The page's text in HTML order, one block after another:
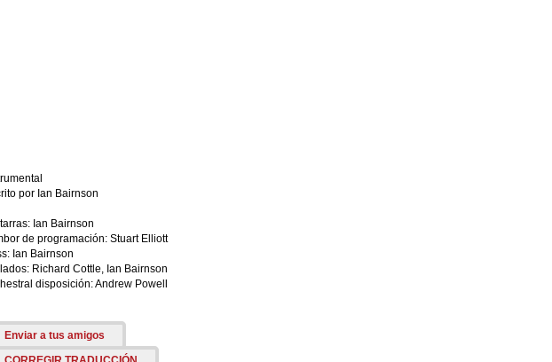
por Ian Bairnson
Ian Bairnson
de programación: Stuart Elliott
Ian Bairnson
Richard Cottle, Ian Bairnson
disposición: Andrew Powell
Enviar a tus amigos